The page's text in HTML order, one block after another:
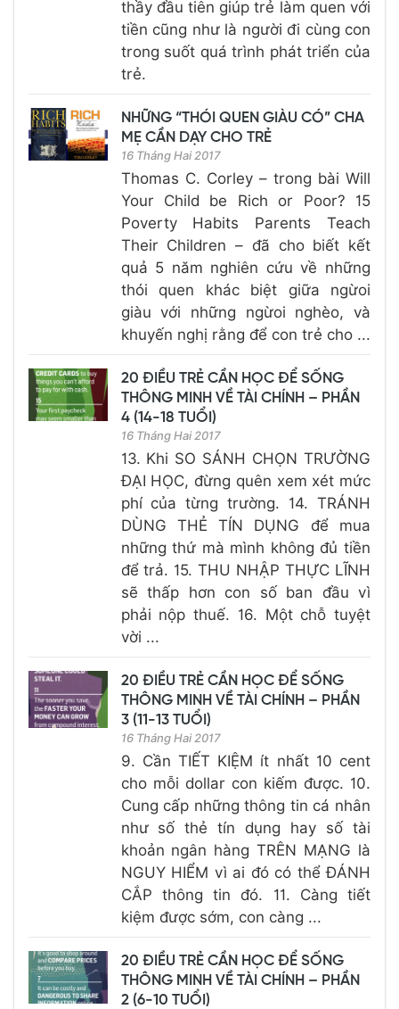
thầy đầu tiên giúp trẻ làm quen với
tiền cũng như là người đi cùng con
trong suốt quá trình phát triển của
trẻ.
NHỮNG “THÓI QUEN GIÀU CÓ” CHA
MẸ CẦN DẠY CHO TRẺ
16 Tháng Hai 2017
Thomas C. Corley – trong bài Will
Your Child be Rich or Poor? 15
Poverty Habits Parents Teach
Their Children – đã cho biết kết
quả 5 năm nghiên cứu về những
thói quen khác biệt giữa ngừoi
giàu với những ngừoi nghèo, và
khuyến nghị rằng để con trẻ cho ...
20 ĐIỀU TRẺ CẦN HỌC ĐỂ SỐNG
THÔNG MINH VỀ TÀI CHÍNH – PHẦN
4 (14-18 TUỔI)
16 Tháng Hai 2017
13. Khi SO SÁNH CHỌN TRƯỜNG
ĐẠI HỌC, đừng quên xem xét mức
phí của từng trường. 14. TRÁNH
DÙNG THẺ TÍN DỤNG để mua
những thứ mà mình không đủ tiền
để trả. 15. THU NHẬP THỰC LĨNH
sẽ thấp hơn con số ban đầu vì
phải nộp thuế. 16. Một chỗ tuyệt
vời ...
20 ĐIỀU TRẺ CẦN HỌC ĐỂ SỐNG
THÔNG MINH VỀ TÀI CHÍNH – PHẦN
3 (11-13 TUỔI)
16 Tháng Hai 2017
9. Cần TIẾT KIỆM ít nhất 10 cent
cho mỗi dollar con kiếm được. 10.
Cung cấp những thông tin cá nhân
như số thẻ tín dụng hay số tài
khoản ngân hàng TRÊN MẠNG là
NGUY HIỂM vì ai đó có thể ĐÁNH
CẮP thông tin đó. 11. Càng tiết
kiệm được sớm, con càng ...
20 ĐIỀU TRẺ CẦN HỌC ĐỂ SỐNG
THÔNG MINH VỀ TÀI CHÍNH – PHẦN
2 (6-10 TUỔI)